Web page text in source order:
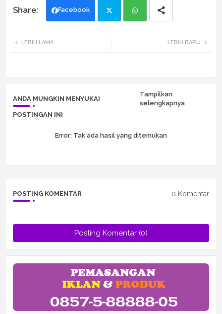
Facebook
LEBIH BARU
LEBIH LAMA
ANDA MUNGKIN MENYUKAI
POSTINGAN INI
Tampilkan
selengkapnya
Error: Tak ada hasil yang ditemukan
POSTING KOMENTAR 0 Komentar
Posting Komentar (0)